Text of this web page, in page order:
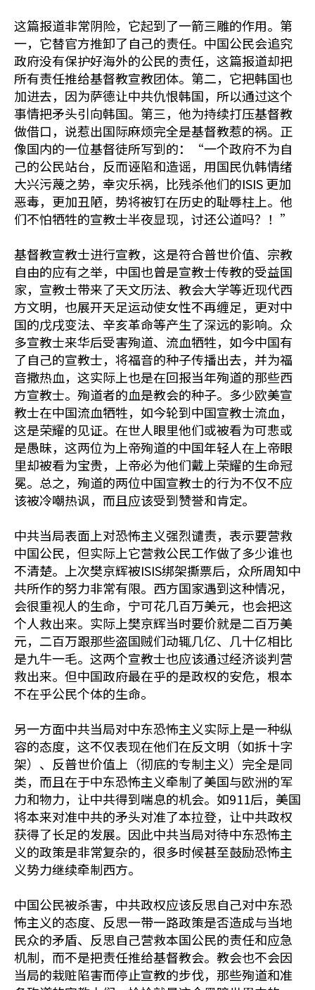
这篇报道非常阴险，它起到了一箭三雕的作用。第
一，它替官方推卸了自己的责任。中国公民会追究
政府没有保护好海外的公民的责任，这篇报道却把
所有责任推给基督教宣教团体。第二，它把韩国也
加进去，因为萨德让中共仇恨韩国，所以通过这个
事情把矛头引向韩国。第三，他为持续打压基督教
做借口，说惹出国际麻烦完全是基督教惹的祸。正
像国内的一位基督徒所写到的：“一个政府不为自
己的公民站台，反而诬陷和造谣，用国民仇韩情绪
大兴污蔑之势，幸灾乐祸，比残杀他们的ISIS 更加
恶毒，更加丑陋，势将被钉在历史的耻辱柱上。他
们不怕牺牲的宣教士半夜显现，讨还公道吗？！”
基督教宣教士进行宣教，这是符合普世价值、宗教
自由的应有之举，中国也曾是宣教士传教的受益国
家，宣教士带来了天文历法、教会大学等近现代西
方文明，也展开天足运动使女性不再缠足，更对中
国的戊戌变法、辛亥革命等产生了深远的影响。众
多宣教士来华后受害殉道、流血牺牲，如今中国有
了自己的宣教士，将福音的种子传播出去，并为福
音撒热血，这实际上也是在回报当年殉道的那些西
方宣教士。殉道者的血是教会的种子。多少欧美宣
教士在中国流血牺牲，如今轮到中国宣教士流血，
这是荣耀的见证。在世人眼里他们或被看为可悲或
是愚昧，这两位为上帝殉道的中国年轻人在上帝眼
里却被看为宝贵，上帝必为他们戴上荣耀的生命冠
冕。总之，殉道的两位中国宣教士的行为不仅不应
该被冷嘲热讽，而且应该受到赞誉和肯定。
中共当局表面上对恐怖主义强烈谴责，表示要营救
中国公民，但实际上它营救公民工作做了多少谁也
不清楚。上次樊京辉被ISIS绑架撕票后，众所周知中
共所作的努力非常有限。西方国家遇到这种情况，
会很重视人的生命，宁可花几百万美元，也会把这
个人救出来。实际上樊京辉当时要价就是二百万美
元，二百万跟那些盗国贼们动辄几亿、几十亿相比
是九牛一毛。这两个宣教士也应该通过经济谈判营
救出来。但中国政府最在乎的是政权的安危，根本
不在乎公民个体的生命。
另一方面中共当局对中东恐怖主义实际上是一种纵
容的态度，这不仅表现在他们在反文明（如拆十字
架）、反普世价值上（彻底的专制主义）完全是同
类，而且在于中东恐怖主义牵制了美国与欧洲的军
力和物力，让中共得到喘息的机会。如911后，美国
将本来对准中共的矛头对准了本拉登，让中共政权
获得了长足的发展。因此中共当局对待中东恐怖主
义的政策是非常复杂的，很多时候甚至鼓励恐怖主
义势力继续牵制西方。
中国公民被杀害，中共政权应该反思自己对中东恐
怖主义的态度、反思一带一路政策是否造成与当地
民众的矛盾、反思自己营救本国公民的责任和应急
机制，而不是把责任推给基督教会。教会也不会因
当局的栽赃陷害而停止宣教的步伐，那些殉道和准